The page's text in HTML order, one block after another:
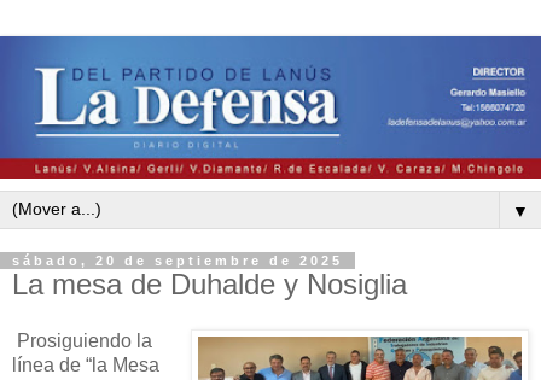
▼
sábado, 20 de septiembre de 2025
La mesa de Duhalde y Nosiglia
Prosiguiendo la
línea de “la Mesa